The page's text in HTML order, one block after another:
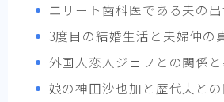
エリート歯科医である夫の
3度目の結婚生活と夫婦仲の
外国人恋人ジェフとの関係
娘の神田沙也加と歴代夫と